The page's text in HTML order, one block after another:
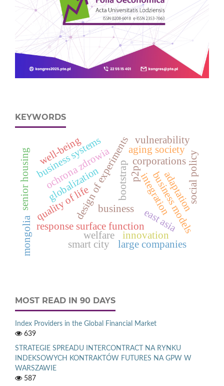
KEYWORDS
design of experiments
response surface function
bootstrap
ochrona zdrowia
integration
business
globalization
corporations
business systems
innovationbusiness models
large companies
aging society
east asia
social policy
quality of life
welfare
well-being
mongolia
vulnerability
adaptation
smart city
p2p
senior housing
MOST READ IN 90 DAYS
Index Providers in the Global Financial Market
639
STRATEGIE SPREADU INTERCONTRACT NA RYNKU
INDEKSOWYCH KONTRAKTÓW FUTURES NA GPW W
WARSZAWIE
587